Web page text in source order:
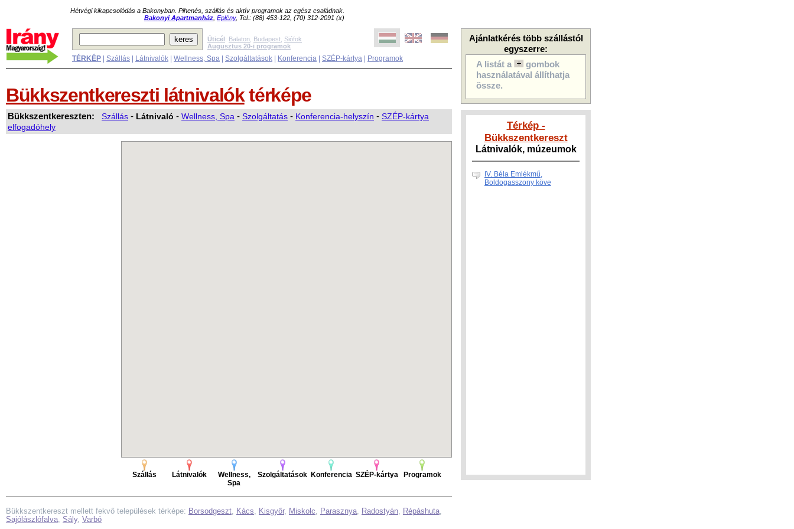
Hétvégi kikapcsolódás a Bakonyban. Pihenés, szállás és aktív programok az egész családnak.
Bakonyi Apartmanház Eplény, Tel.: (88) 453-122, (70) 312-2091 (x)
Ajánlatkérés több szállástól
egyszerre:
A listát a
gombok
használatával állíthatja
össze.
Térkép -
Bükkszentkereszt
Látnivalók, múzeumok
IV. Béla Emlékmű,
Boldogasszony köve
Úticél: Balaton Budapest Siófok
Augusztus 20-i programok
TÉRKÉP Szállás Látnivalók Wellness, Spa Szolgáltatások Konferencia SZÉP-kártya Programok
Bükkszentkereszti látnivalóktérképe
Bükkszentkereszten: Szállás - Látnivaló - Wellness, Spa - Szolgáltatás - Konferencia-helyszín - SZÉP-kártya
elfogadóhely
Szállás Látnivalók
Wellness,
Spa
Szolgáltatások Konferencia SZÉP-kártya Programok
Bükkszentkereszt mellett fekvő települések térképe: Borsodgeszt, Kács, Kisgyőr, Miskolc, Parasznya, Radostyán, Répáshuta,
Sajólászlófalva, Sály, Varbó